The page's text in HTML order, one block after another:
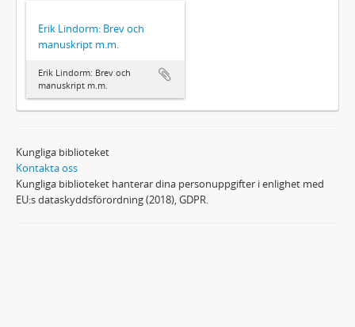
Erik Lindorm: Brev och
manuskript m.m.
Erik Lindorm: Brev och
manuskript m.m.
Kungliga biblioteket
Kontakta oss
Kungliga biblioteket hanterar dina personuppgifter i enlighet med
EU:s dataskyddsförordning (2018), GDPR.